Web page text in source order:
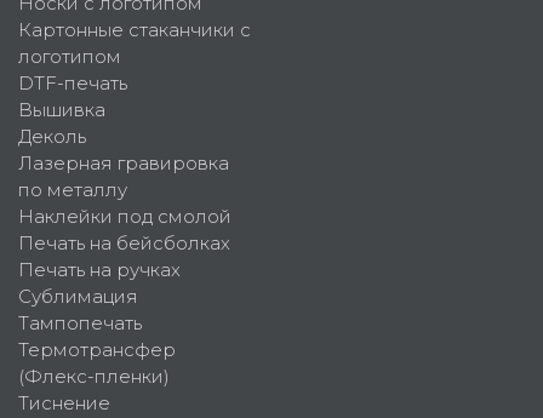
Картонные стаканчики с
логотипом
DTF-печать
Вышивка
Деколь
Лазерная гравировка
по металлу
Наклейки под смолой
Печать на бейсболках
Печать на ручках
Сублимация
Тампопечать
Термотрансфер
(Флекс-пленки)
Тиснение